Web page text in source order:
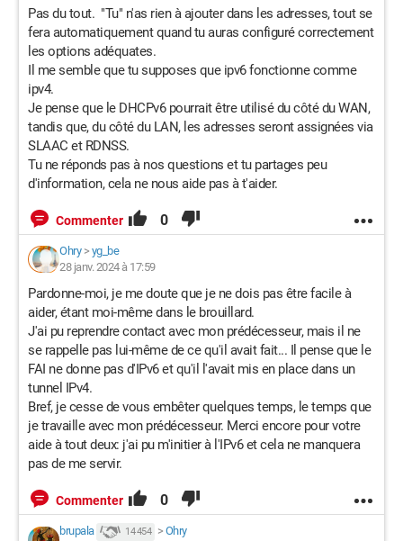
Pas du tout. "Tu" n'as rien à ajouter dans les adresses, tout se
fera automatiquement quand tu auras configuré correctement
les options adéquates.
Il me semble que tu supposes que ipv6 fonctionne comme
ipv4.
Je pense que le DHCPv6 pourrait être utilisé du côté du WAN,
tandis que, du côté du LAN, les adresses seront assignées via
SLAAC et RDNSS.
Tu ne réponds pas à nos questions et tu partages peu
d'information, cela ne nous aide pas à t'aider.
Commenter 0
Ohry> yg_be
28 janv. 2024 à 17:59
Pardonne-moi, je me doute que je ne dois pas être facile à
aider, étant moi-même dans le brouillard.
J'ai pu reprendre contact avec mon prédécesseur, mais il ne
se rappelle pas lui-même de ce qu'il avait fait... Il pense que le
FAI ne donne pas d'IPv6 et qu'il l'avait mis en place dans un
tunnel IPv4.
Bref, je cesse de vous embêter quelques temps, le temps que
je travaille avec mon prédécesseur. Merci encore pour votre
aide à tout deux: j'ai pu m'initier à l'IPv6 et cela ne manquera
pas de me servir.
Commenter 0
brupala 14 454 > Ohry